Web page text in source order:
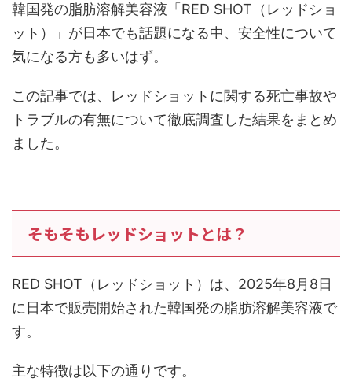
韓国発の脂肪溶解美容液「RED SHOT（レッドショ
ット）」が日本でも話題になる中、安全性について
気になる方も多いはず。
この記事では、レッドショットに関する死亡事故や
トラブルの有無について徹底調査した結果をまとめ
ました。
そもそもレッドショットとは？
RED SHOT（レッドショット）は、2025年8月8日
に日本で販売開始された韓国発の脂肪溶解美容液で
す。
主な特徴は以下の通りです。